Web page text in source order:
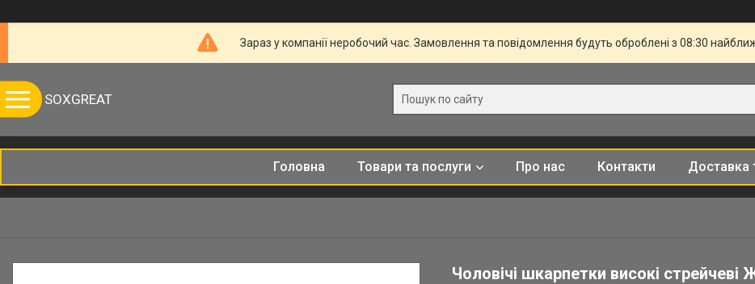
Зараз у компанії неробочий час. Замовлення та повідомлення будуть оброблені з 08:30
SOXGREAT
Головна Товари та послуги Про нас Контакти Доставка
Чоловічі шкарпетки високі